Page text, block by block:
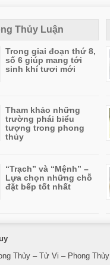
Thủy Luận
Trong giai đoạn thứ 8,
số 6 giúp mang tới
sinh khí tươi mới
Tham khảo những
trường phái biểu
tượng trong phong
thủy
“Trạch” và “Mệnh” –
Lựa chọn những chỗ
đặt bếp tốt nhất
Thủy – Tử Vi – Phong Thủy